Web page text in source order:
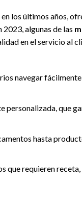
los últimos años,
algunas de las
en el servicio al
navegar
personalizada, que
hasta
que requieren